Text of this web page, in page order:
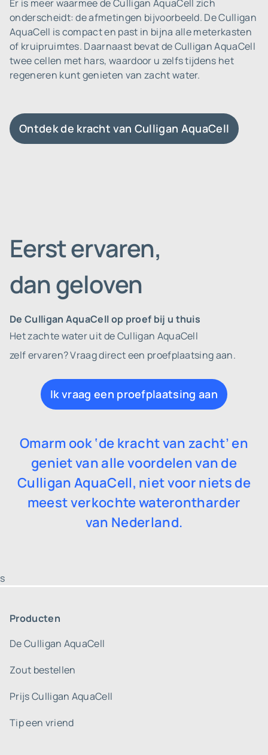
Er is meer waarmee de Culligan AquaCell zich
onderscheidt: de afmetingen bijvoorbeeld. De Culligan
AquaCell is compact en past in bijna alle meterkasten
of kruipruimtes. Daarnaast bevat de Culligan AquaCell
twee cellen met hars, waardoor u zelfs tijdens het
regeneren kunt genieten van zacht water.
Ontdek de kracht van Culligan AquaCell
Eerst ervaren,
dan geloven
De Culligan AquaCell op proef bij u thuis
Het zachte water uit de Culligan AquaCell
zelf ervaren? Vraag direct een proefplaatsing aan.
Ik vraag een proefplaatsing aan
Omarm ook ‘de kracht van zacht’ en
geniet van alle voordelen van de
Culligan AquaCell, niet voor niets de
meest verkochte waterontharder
van Nederland.
s
Producten
De Culligan AquaCell
Zout bestellen
Prijs Culligan AquaCell
Tip een vriend